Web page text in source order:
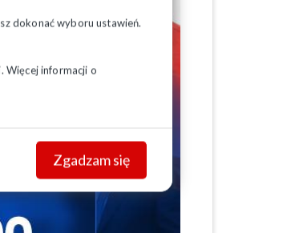
dokonać wyboru ustawień.
Więcej informacji o
Zgadzam się